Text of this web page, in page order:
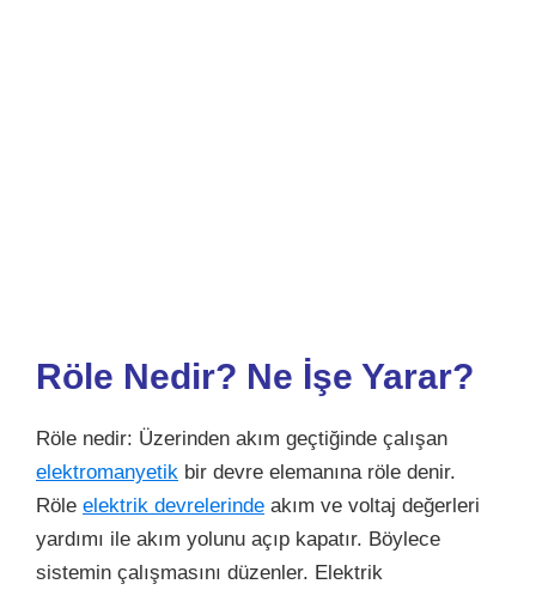
Röle Nedir? Ne İşe Yarar?
Röle nedir: Üzerinden akım geçtiğinde çalışan
elektromanyetik bir devre elemanına röle denir.
Röle elektrik devrelerinde akım ve voltaj değerleri
yardımı ile akım yolunu açıp kapatır. Böylece
sistemin çalışmasını düzenler. Elektrik